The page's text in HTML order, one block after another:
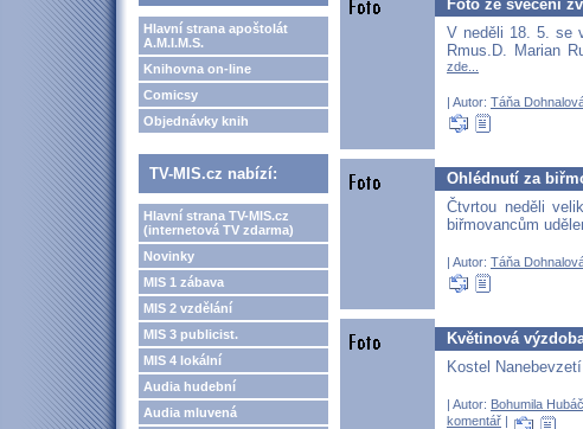
Hlavní strana apoštolát
A.M.I.M.S.
Knihovna on-line
Comicsy
Objednávky knih
TV-MIS.cz nabízí:
Hlavní strana TV-MIS.cz
(internetová TV zdarma)
Novinky
MIS 1 zábava
MIS 2 vzdělání
MIS 3 publicist.
MIS 4 lokální
Audia hudební
Audia mluvená
Foto ze svěcení
V neděli 18. 5. se
Rmus.D. Marian
zde...
| Autor: Táňa
Ohlédnutí za
Čtvrtou neděli
biřmovancům
| Autor: Táňa
Květinová
Kostel
| Autor: Bohumila
komentář |